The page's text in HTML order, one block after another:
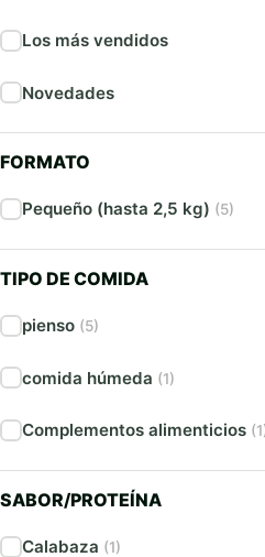
Los más vendidos
Novedades
FORMATO
Pequeño (hasta 2,5 kg) (5)
TIPO DE COMIDA
pienso (5)
comida húmeda (1)
Complementos alimenticios
SABOR/PROTEÍNA
Calabaza (1)